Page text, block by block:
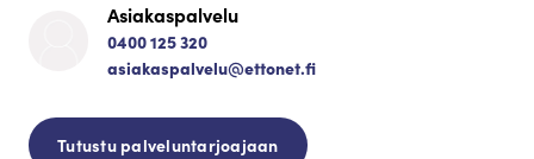
Asiakaspalvelu
0400 125 320
asiakaspalvelu@ettonet.fi
Tutustu palveluntarjoajaan